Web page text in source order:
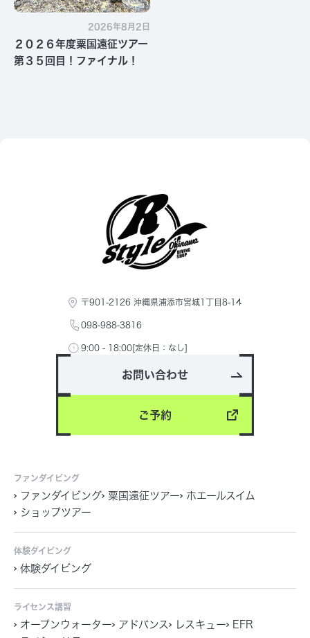
2026年8月2日
２０２６年度粟国遠征ツアー
第３５回目！ファイナル！
〒901-2126 沖縄県浦添市宮城1丁目8-14
098-988-3816
9:00 - 18:00[定休日：なし]
お問い合わせ
ご予約
ファンダイビング
ファンダイビング 粟国遠征ツアー
ホエールスイム
ショップツアー
体験ダイビング
体験ダイビング
ライセンス講習
オープンウォーター アドバンス レスキュー
EFR